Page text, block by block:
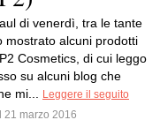
di venerdì, tra le tante
mostrato alcuni prodotti
Cosmetics, di cui leggo
su alcuni blog che
mi...
Leggere il seguito
21 marzo 2016